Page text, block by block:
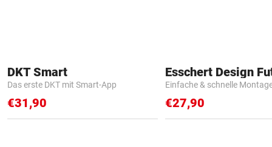
DKT Smart
Das erste DKT mit Smart-App
€31,90
Einfache & schnelle
€27,90